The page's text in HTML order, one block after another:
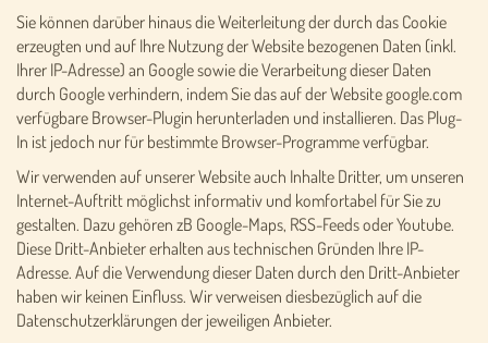
Sie können darüber hinaus die Weiterleitung der durch das Cookie
erzeugten und auf Ihre Nutzung der Website bezogenen Daten (inkl.
Ihrer IP-Adresse) an Google sowie die Verarbeitung dieser Daten
durch Google verhindern, indem Sie das auf der Website google.com
verfügbare Browser-Plugin herunterladen und installieren. Das Plug-
In ist jedoch nur für bestimmte Browser-Programme verfügbar.
Wir verwenden auf unserer Website auch Inhalte Dritter, um unseren
Internet-Auftritt möglichst informativ und komfortabel für Sie zu
gestalten. Dazu gehören zB Google-Maps, RSS-Feeds oder Youtube.
Diese Dritt-Anbieter erhalten aus technischen Gründen Ihre IP-
Adresse. Auf die Verwendung dieser Daten durch den Dritt-Anbieter
haben wir keinen Einfluss. Wir verweisen diesbezüglich auf die
Datenschutzerklärungen der jeweiligen Anbieter.